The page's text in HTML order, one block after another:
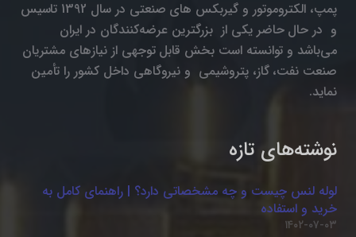
پمپ، الکتروموتور و گیربکس های صنعتی در سال 1392 تاسیس
و در حال حاضر یکی از بزرگترین عرضه‌کنندگان در ایران
می‌باشد و توانسته است بخش قابل توجهی از نیازهای مشتریان
صنعت نفت، گاز، پتروشیمی و نیروگاهی داخل کشور را تأمین
نماید.
نوشته‌های تازه
لوله لنس چیست و چه مشخصاتی دارد؟ | راهنمای کامل به
خرید و استفاده
۱۴۰۲-۰۷-۰۳